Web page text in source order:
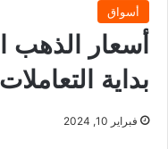
أسواق
أسعار الذهب
بداية التعاملات
فبراير 10, 2024